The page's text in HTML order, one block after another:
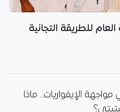
للطريقة التجانية
الإيفواريات.. ماذا